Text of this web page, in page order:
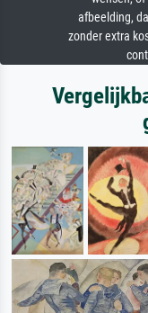
afbeelding,
zonder extra